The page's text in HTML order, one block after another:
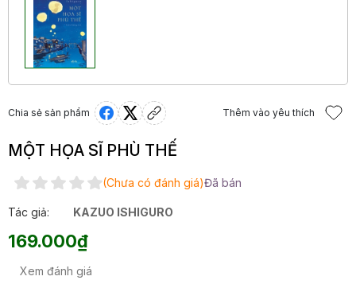
Chia sẻ sản phẩm Thêm vào yêu thích
MỘT HỌA SĨ PHÙ THẾ
(Chưa có đánh giá)Đã bán
Tác giả: KAZUO ISHIGURO
169.000₫
Xem đánh giá